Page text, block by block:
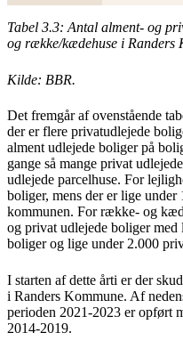
Tabel 3.3: Antal alment- og
og række/kædehuse i Randers
Kilde: BBR.
Det fremgår af ovenstående
der er flere privatudlejede
alment udlejede boliger på
gange så mange privat
udlejede parcelhuse. For
boliger, mens der er lige
kommunen. For række- og
og privat udlejede boliger
boliger og lige under 2.000
I starten af dette årti er der
i Randers Kommune. Af
perioden 2021-2023 er opført
2014-2019.